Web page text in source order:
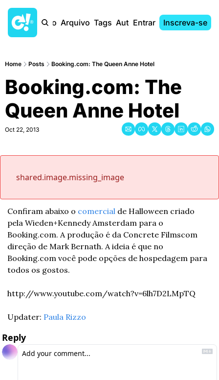
Início Arquivo Tags AutoresEntrar Inscreva-se
Home Posts Booking.com: The Queen Anne Hotel
Booking.com: The
Queen Anne Hotel
Oct 22, 2013
shared.image.missing_image
Confiram abaixo o comercial de Halloween criado
pela Wieden+Kennedy Amsterdam para o
Booking.com. A produção é da Concrete Filmscom
direção de Mark Bernath. A ideia é que no
Booking.com você pode opções de hospedagem para
todos os gostos.
http://www.youtube.com/watch?v=6lh7D2LMpTQ
Updater: Paula Rizzo
Reply